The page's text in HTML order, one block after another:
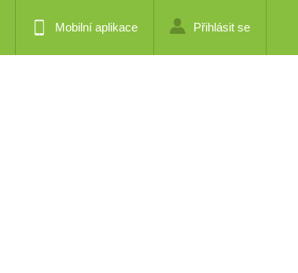
Mobilní aplikace Přihlásit se